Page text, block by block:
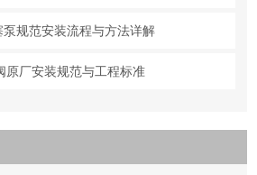
规范安装流程与方法详解
原厂安装规范与工程标准